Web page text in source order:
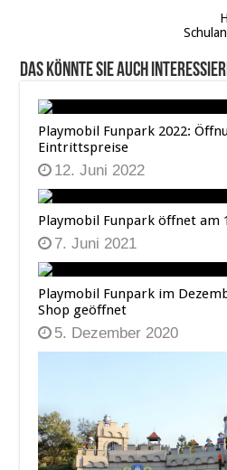
Das könnte Sie auch
Playmobil Funpark 2022:
Eintrittspreise
12. Juni 2022
Playmobil Funpark öffnet am
7. Juni 2021
Playmobil Funpark im
Shop geöffnet
5. Dezember 2020